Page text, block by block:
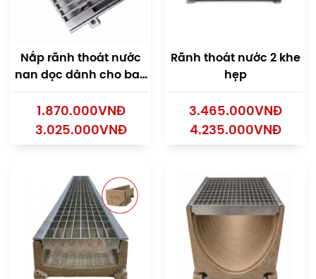
Nắp rãnh thoát nước
nan dọc dành cho ban
công
1.870.000VNĐ
3.025.000VNĐ
Rãnh thoát nước 2 khe
hẹp
3.465.000VNĐ
4.235.000VNĐ